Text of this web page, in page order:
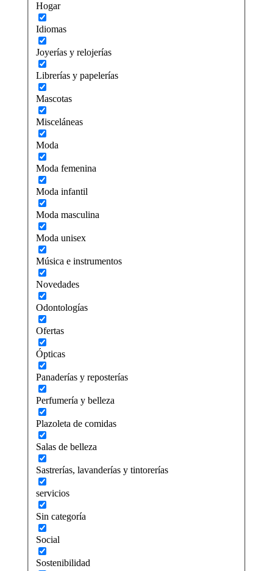
Hogar
Idiomas
Joyerías y relojerías
Librerías y papelerías
Mascotas
Misceláneas
Moda
Moda femenina
Moda infantil
Moda masculina
Moda unisex
Música e instrumentos
Novedades
Odontologías
Ofertas
Ópticas
Panaderías y reposterías
Perfumería y belleza
Plazoleta de comidas
Salas de belleza
Sastrerías, lavanderías y tintorerías
servicios
Sin categoría
Social
Sostenibilidad